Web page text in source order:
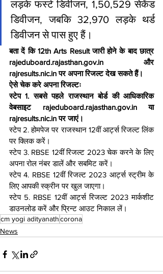
लड़के फर्स्ट डिवीजन, 1,50,529 सेकेंड
डिवीजन, जबकि 32,970 लड़के थर्ड
डिवीजन से पास हुए हैं।
बता दें कि 12th Arts Result जारी होने के बाद छात्र
rajeduboard.rajasthan.gov.in और
rajresults.nic.in पर अपना रिजल्ट देख सकते हैं।
ऐसे चेक करे अपना रिजल्टः
स्टेप 1. सबसे पहले राजस्थान बोर्ड की आधिकारिक
वेबसाइट rajeduboard.rajasthan.gov.in या
rajresults.nic.in पर जाएं।
स्टेप 2. होमपेज पर राजस्थान 12वीं आर्ट्स रिजल्ट लिंक
पर क्लिक करें।
स्टेप 3. RBSE 12वीं रिजल्ट 2023 चेक करने के लिए
अपना रोल नंबर डालें और सबमिट करें।
स्टेप 4. RBSE 12वीं रिजल्ट 2023 आर्ट्स स्ट्रीम के
लिए आपकी स्क्रीन पर खुल जाएगा।
स्टेप 5. RBSE 12वीं आर्ट्स रिजल्ट 2023 मार्कशीट
डाउनलोड करें और प्रिन्ट आउट निकाल लें।
cm yogi adityanathcorona
News